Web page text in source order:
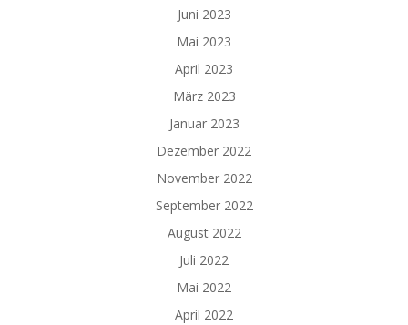
Juni 2023
Mai 2023
April 2023
März 2023
Januar 2023
Dezember 2022
November 2022
September 2022
August 2022
Juli 2022
Mai 2022
April 2022